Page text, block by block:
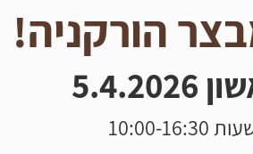
הורקניה!
16:30